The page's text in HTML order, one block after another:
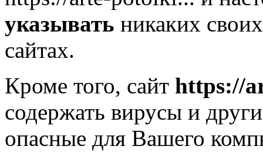
указывать никаких
сайтах.
Кроме того, сайт https://
содержать вирусы и
опасные для Вашего